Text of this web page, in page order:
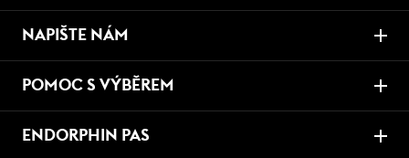
NAPIŠTE NÁM
POMOC S VÝBĚREM
ENDORPHIN PAS